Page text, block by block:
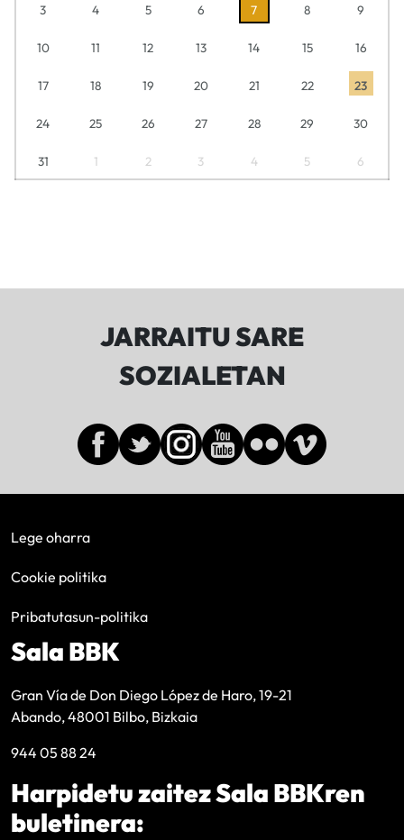
3 4 5 6 7 8 9
10 11 12 13 14 15 16
17 18 19 20 21 22 23
24 25 26 27 28 29 30
31 1 2 3 4 5 6
JARRAITU SARE
SOZIALETAN
Lege oharra
Cookie politika
Pribatutasun-politika
Sala BBK
Gran Vía de Don Diego López de Haro, 19-21
Abando, 48001 Bilbo, Bizkaia
944 05 88 24
Harpidetu zaitez Sala BBKren
buletinera: